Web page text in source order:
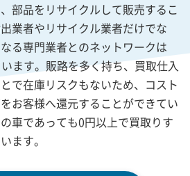
部品をリサイクルして販売するこ
業者やリサイクル業者だけでな
る専門業者とのネットワークは
ます。販路を多く持ち、買取仕入
で在庫リスクもないため、コスト
お客様へ還元することができてい
車であっても0円以上で買取りす
ます。